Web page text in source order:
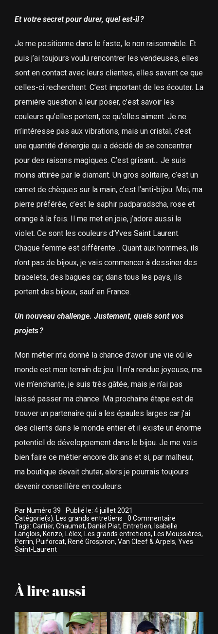
Et votre secret pour durer, quel est-il ?
Je me positionne dans le faste, le non raisonnable. Et
puis j’ai toujours voulu rencontrer les vendeuses, elles
sont en contact avec leurs clientes, elles savent ce que
celles-ci recherchent. C’est important de les écouter. La
première question à leur poser, c’est savoir les
couleurs qu’elles portent, ce qu’elles aiment. Je ne
m’intéresse pas aux vibrations, mais un cristal, c’est
une quantité d’énergie qui a décidé de se concentrer
pour des raisons magiques. C’est grisant… Je suis
moins attirée par le diamant. Un gros solitaire, c’est un
carnet de chèques sur la main, c’est l’anti-bijou. Moi, ma
pierre préférée, c’est le saphir padparadscha, rose et
orange à la fois. Il me met en joie, j’adore aussi le
violet. Ce sont les couleurs d’Yves Saint Laurent.
Chaque femme est différente… Quant aux hommes, ils
n’ont pas de bijoux, je vais commencer à dessiner des
bracelets, des bagues car, dans tous les pays, ils
portent des bijoux, sauf en France.
Un nouveau challenge. Justement, quels sont vos
projets ?
Mon métier m’a donné la chance d’avoir une vie où le
monde est mon terrain de jeu. Il m’a rendue joyeuse, ma
vie m’enchante, je suis très gâtée, mais je n’ai pas
laissé passer ma chance. Ma prochaine étape est de
trouver un partenaire qui a les épaules larges car j’ai
des clients dans le monde entier et il existe un énorme
potentiel de développement dans le bijou. Je me vois
bien faire ce métier encore dix ans et si, par malheur,
ma boutique devait chuter, alors je pourrais toujours
devenir conseillère en couleurs.
Par Numéro 39
Publié le: 4 juillet 2021
Catégorie(s): Les grands entretiens 0 Commentaireon
Isabelle
Langlois,
la
fille
princesse
Tags: Cartier, Chaumet, Daniel Piat, Entretien, Isabelle
Langlois, Kenzo, Lélex, Les grands entretiens, Les Moussières,
Perrin, Puiforcat, René Grospiron, Van Cleef & Arpels, Yves
Saint-Laurent
À lire aussi